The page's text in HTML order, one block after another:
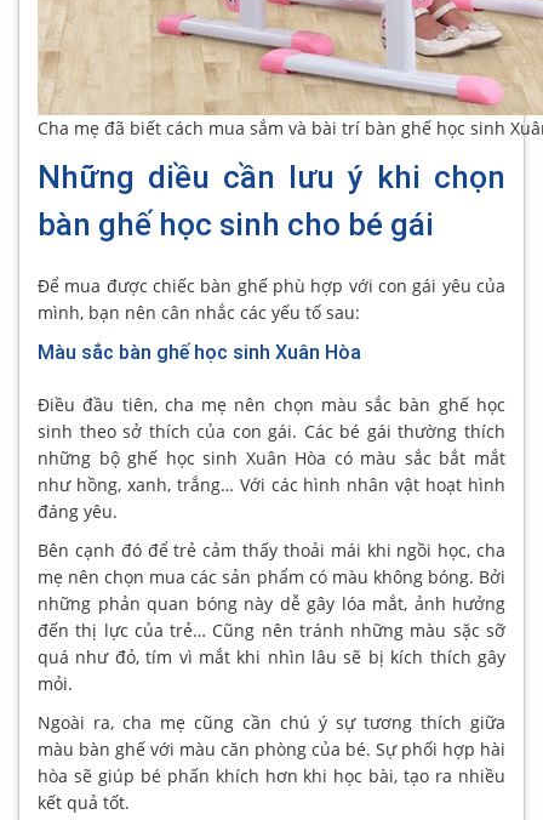
Cha mẹ đã biết cách mua sắm và bài trí bàn ghế học sinh
Những diều cần lưu ý khi chọn
bàn ghế học sinh cho bé gái
Để mua được chiếc bàn ghế phù hợp với con gái yêu của
mình, bạn nên cân nhắc các yếu tố sau:
Màu sắc bàn ghế học sinh Xuân Hòa
Điều đầu tiên, cha mẹ nên chọn màu sắc bàn ghế học
sinh theo sở thích của con gái. Các bé gái thường thích
những bộ ghế học sinh Xuân Hòa có màu sắc bắt mắt
như hồng, xanh, trắng… Với các hình nhân vật hoạt hình
đáng yêu.
Bên cạnh đó để trẻ cảm thấy thoải mái khi ngồi học, cha
mẹ nên chọn mua các sản phẩm có màu không bóng. Bởi
những phản quan bóng này dễ gây lóa mắt, ảnh hưởng
đến thị lực của trẻ… Cũng nên tránh những màu sặc sỡ
quá như đỏ, tím vì mắt khi nhìn lâu sẽ bị kích thích gây
mỏi.
Ngoài ra, cha mẹ cũng cần chú ý sự tương thích giữa
màu bàn ghế với màu căn phòng của bé. Sự phối hợp hài
hòa sẽ giúp bé phấn khích hơn khi học bài, tạo ra nhiều
kết quả tốt.